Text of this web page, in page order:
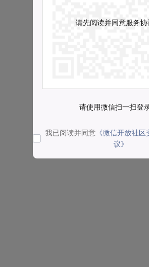
请先阅读并同意服务协
请使用微信扫一扫登
我已阅读并同意 《微信开放社
议》